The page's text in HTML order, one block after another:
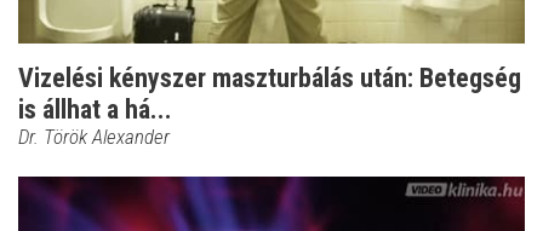
Vizelési kényszer maszturbálás után: Betegség
is állhat a há...
Dr. Török Alexander